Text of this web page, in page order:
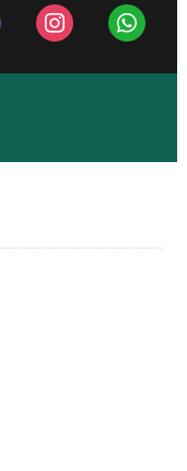
instagram whatsapp